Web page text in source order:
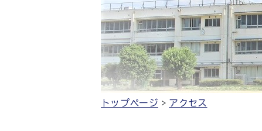
トップページ アクセス